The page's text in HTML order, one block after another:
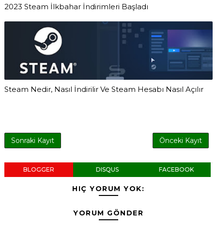
2023 Steam İlkbahar İndirimleri Başladı
Steam Nedir, Nasıl İndirilir Ve Steam Hesabı Nasıl Açılır
Sonraki Kayıt Önceki Kayıt
BLOGGER DISQUS FACEBOOK
HIÇ YORUM YOK:
YORUM GÖNDER